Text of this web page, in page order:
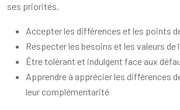
ses priorités.
Accepter les différences et les points
Respecter les besoins et les valeurs de
Être tolérant et indulgent face aux
Apprendre à apprécier les différences
leur complémentarité